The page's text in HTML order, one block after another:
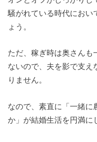
騒がれている時代におい
ょう。
ただ、稼ぎ時は奥さんも
ないので、夫を影で支え
りません。
なので、素直に「一緒に
か」が結婚生活を円満に